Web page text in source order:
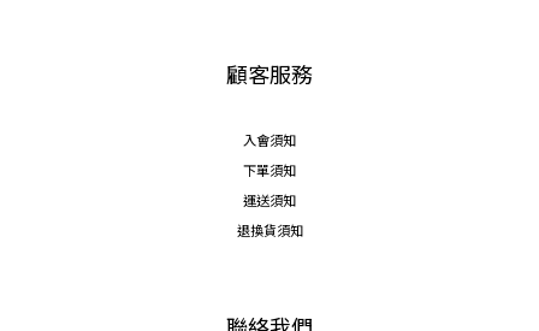
顧客服務
入會須知
下單須知
運送須知
退換貨須知